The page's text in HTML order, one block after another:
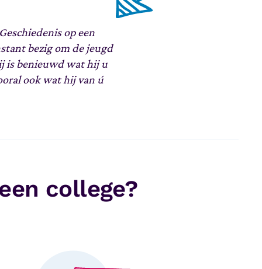
op een
bezig om de jeugd
is benieuwd wat hij u
ook wat hij van ú
college?